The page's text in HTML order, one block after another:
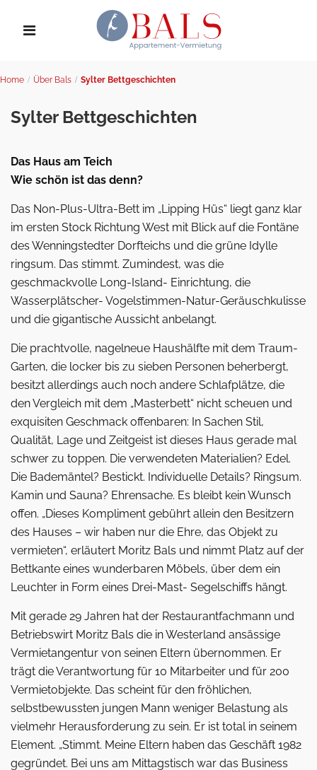
Home Über Bals Sylter Bettgeschichten
Sylter Bettgeschichten
Das Haus am Teich
Wie schön ist das denn?
Das Non-Plus-Ultra-Bett im „Lipping Hüs“ liegt ganz klar
im ersten Stock Richtung West mit Blick auf die Fontäne
des Wenningstedter Dorfteichs und die grüne Idylle
ringsum. Das stimmt. Zumindest, was die
geschmackvolle Long-Island- Einrichtung, die
Wasserplätscher- Vogelstimmen-Natur-Geräuschkulisse
und die gigantische Aussicht anbelangt.
Die prachtvolle, nagelneue Haushälfte mit dem Traum-
Garten, die locker bis zu sieben Personen beherbergt,
besitzt allerdings auch noch andere Schlafplätze, die
den Vergleich mit dem „Masterbett“ nicht scheuen und
exquisiten Geschmack offenbaren: In Sachen Stil,
Qualität, Lage und Zeitgeist ist dieses Haus gerade mal
schwer zu toppen. Die verwendeten Materialien? Edel.
Die Bademäntel? Bestickt. Individuelle Details? Ringsum.
Kamin und Sauna? Ehrensache. Es bleibt kein Wunsch
offen. „Dieses Kompliment gebührt allein den Besitzern
des Hauses – wir haben nur die Ehre, das Objekt zu
vermieten“, erläutert Moritz Bals und nimmt Platz auf der
Bettkante eines wunderbaren Möbels, über dem ein
Leuchter in Form eines Drei-Mast- Segelschiffs hängt.
Mit gerade 29 Jahren hat der Restaurantfachmann und
Betriebswirt Moritz Bals die in Westerland ansässige
Vermietangentur von seinen Eltern übernommen. Er
trägt die Verantwortung für 10 Mitarbeiter und für 200
Vermietobjekte. Das scheint für den fröhlichen,
selbstbewussten jungen Mann weniger Belastung als
vielmehr Herausforderung zu sein. Er ist total in seinem
Element. „Stimmt. Meine Eltern haben das Geschäft 1982
gegründet. Bei uns am Mittagstisch war das Business